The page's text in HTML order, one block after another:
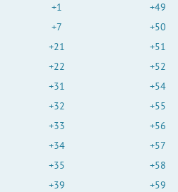
+1
+7
+21
+22
+31
+32
+33
+34
+35
+39
+49
+50
+51
+52
+54
+55
+56
+57
+58
+59